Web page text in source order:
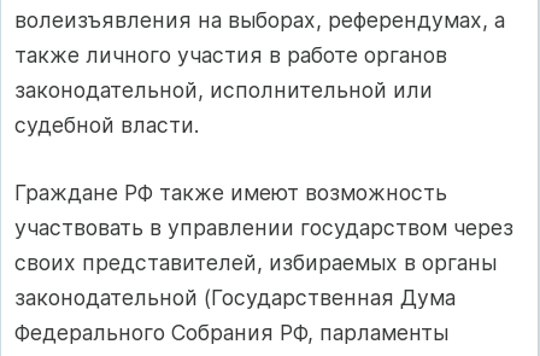
волеизъявления на выборах, референдумах, а
также личного участия в работе органов
законодательной, исполнительной или
судебной власти.
Граждане РФ также имеют возможность
участвовать в управлении государством через
своих представителей, избираемых в органы
законодательной (Государственная Дума
Федерального Собрания РФ, парламенты